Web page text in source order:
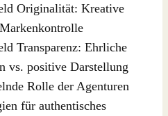
Originalität: Kreative
Transparenz: Ehrliche
vs. positive Darstellung
Rolle der Agenturen
für authentisches